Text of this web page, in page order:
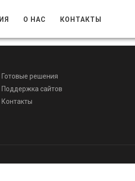
О НАС КОНТАКТЫ
Готовые решения
Поддержка сайтов
Контакты